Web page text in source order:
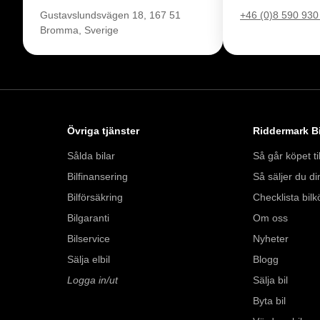
komplettera med
enkelt hos oss.
Med korta
Se hur vi genomför
https://vimeo.com/
Besökstider i butik:
Måndag -
Lördag: 10:00 -
Söndag: 10:00 -
Gustavslundsvägen 18, 167 51
Bromma, Sverige
+46 (0)8 590
Övriga tjänster
Sålda bilar
Bilfinansering
Bilförsäkring
Bilgaranti
Bilservice
Sälja elbil
Logga in/ut
Riddermark
Så går köpet
Så säljer du
Checklista
Om oss
Nyheter
Blogg
Sälja bil
Byta bil